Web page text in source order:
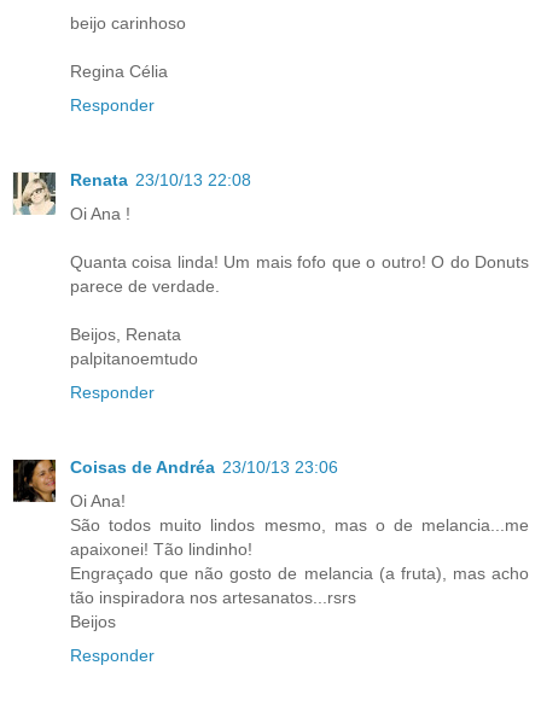
beijo carinhoso
Regina Célia
Responder
Renata 23/10/13 22:08
Oi Ana !
Quanta coisa linda! Um mais fofo que o outro! O do Donuts
parece de verdade.
Beijos, Renata
palpitanoemtudo
Responder
Coisas de Andréa 23/10/13 23:06
Oi Ana!
São todos muito lindos mesmo, mas o de melancia...me
apaixonei! Tão lindinho!
Engraçado que não gosto de melancia (a fruta), mas acho
tão inspiradora nos artesanatos...rsrs
Beijos
Responder